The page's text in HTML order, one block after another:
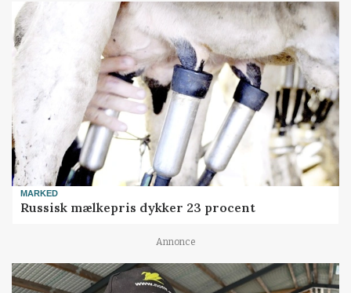
MARKED
Russisk mælkepris dykker 23 procent
Annonce